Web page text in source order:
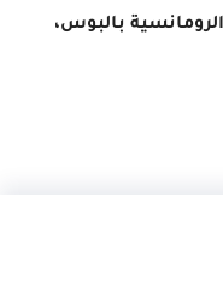
بالبوس،
ياتقولي كلام